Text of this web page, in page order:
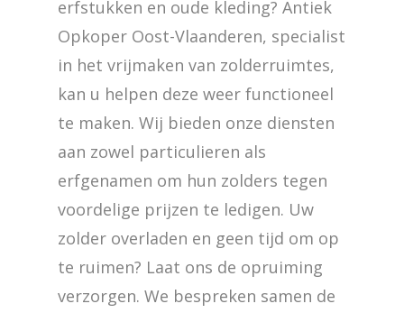
erfstukken en oude kleding? Antiek
Opkoper Oost-Vlaanderen, specialist
in het vrijmaken van zolderruimtes,
kan u helpen deze weer functioneel
te maken. Wij bieden onze diensten
aan zowel particulieren als
erfgenamen om hun zolders tegen
voordelige prijzen te ledigen. Uw
zolder overladen en geen tijd om op
te ruimen? Laat ons de opruiming
verzorgen. We bespreken samen de